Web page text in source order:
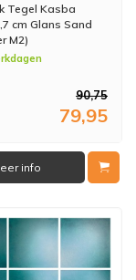
Tegel Kasba
cm Glans Sand
M2)
90,75
79,95
info